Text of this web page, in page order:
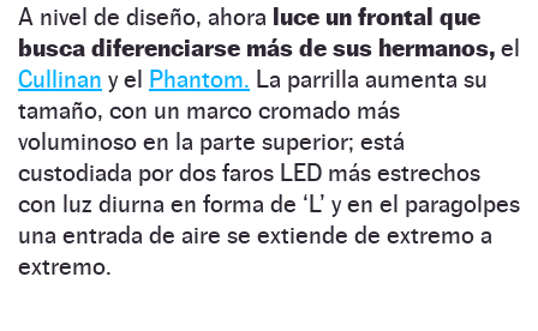
A nivel de diseño, ahora luce un frontal que
busca diferenciarse más de sus hermanos, el
Cullinan y el Phantom. La parrilla aumenta su
tamaño, con un marco cromado más
voluminoso en la parte superior; está
custodiada por dos faros LED más estrechos
con luz diurna en forma de ‘L’ y en el paragolpes
una entrada de aire se extiende de extremo a
extremo.